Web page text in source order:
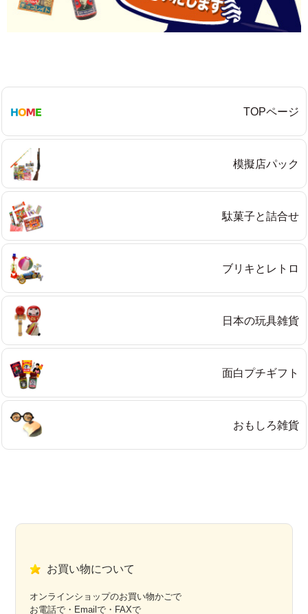
TOPページ
模擬店パック
駄菓子と詰合せ
ブリキとレトロ
日本の玩具雑貨
面白プチギフト
おもしろ雑貨
お買い物について
オンラインショップのお買い物かごで
お電話で・Emailで・FAXで